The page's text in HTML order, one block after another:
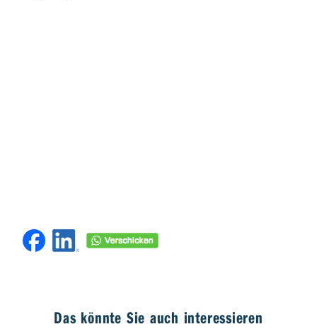
Das könnte Sie auch interessieren